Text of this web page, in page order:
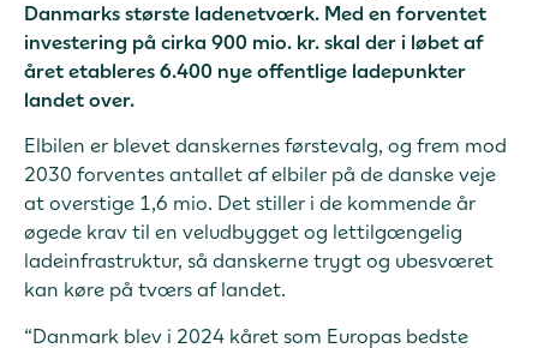
Danmarks største ladenetværk. Med en forventet
investering på cirka 900 mio. kr. skal der i løbet af
året etableres 6.400 nye offentlige ladepunkter
landet over.
Elbilen er blevet danskernes førstevalg, og frem mod
2030 forventes antallet af elbiler på de danske veje
at overstige 1,6 mio. Det stiller i de kommende år
øgede krav til en veludbygget og lettilgængelig
ladeinfrastruktur, så danskerne trygt og ubesværet
kan køre på tværs af landet.
“Danmark blev i 2024 kåret som Europas bedste